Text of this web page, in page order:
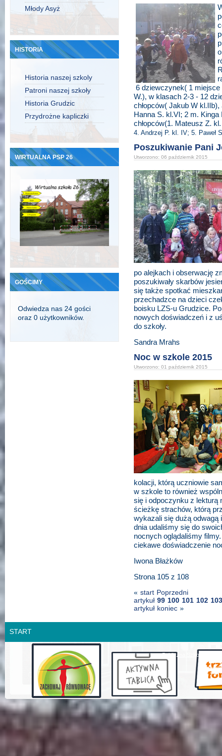
Młody Asyż
HISTORIA
Historia naszej szkoly
Patroni naszej szkoły
Historia Grudzic
Przydrożne kapliczki
WIRTUALNA PSP 26
GOŚCIMY
Odwiedza nas 24 gości
oraz 0 użytkowników.
6 dziewczynek( 1 miejsce
W.), w klasach 2-3 - 12
chłopców( Jakub W
Hanna S. kl.VI; 2 m.
chłopców(1. Mateusz Z.
4. Andrzej P. kl. IV; 5. Paweł
Poszukiwanie Pani
Utworzono: 06 październik 2015
po alejkach i obserwację
poszukiwały skarbów
się także spotkać
przechadzce na dzieci
boisku LZS-u Grudzice.
nowych doświadczeń i z
do szkoły.
Sandra Mrahs
Noc w szkole 2015
Utworzono: 01 październik 2015
kolacji, którą uczniowie
w szkole to również
się i odpoczynku z lekturą
ścieżkę strachów, którą
wykazali się dużą
dnia udaliśmy się do
nocnych oglądaliśmy
ciekawe doświadczenie
Iwona Błażków
Strona 105 z 108
« start Poprzedni
artykuł 99 100 101 102 103
artykuł koniec »
START
Publiczna Szkoła